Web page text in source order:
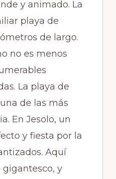
y animado. La
playa de
de largo.
no es menos
La playa de
de las más
En Jesolo, un
y fiesta por la
Aquí
y